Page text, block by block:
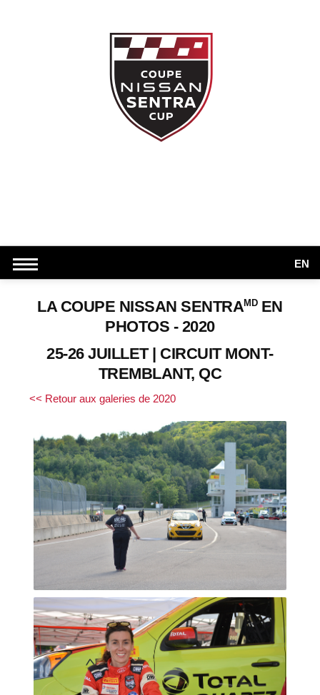
EN
LA COUPE NISSAN SENTRAMDEN
PHOTOS - 2020
25-26 JUILLET | CIRCUIT MONT-
TREMBLANT, QC
<< Retour aux galeries de 2020